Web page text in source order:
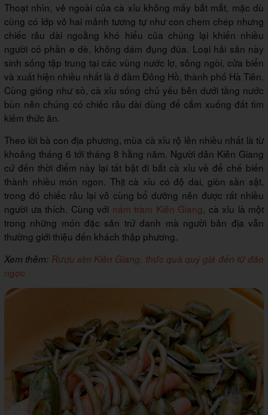
Thoạt nhìn, vẻ ngoài của cà xỉu không mấy bắt mắt, mặc dù
cũng có lớp vỏ hai mảnh tương tự như con chem chép nhưng
chiếc râu dài ngoằng khó hiểu của chúng lại khiến nhiều
người có phần e dè, không dám đụng đũa. Loại hải sản này
sinh sống tập trung tại các vùng nước lợ, sông ngòi, cửa biển
và xuất hiện nhiều nhất là ở đầm Đông Hồ, thành phố Hà Tiên.
Cùng giống như sò, cà xỉu sống chủ yếu bên dưới tầng nước
bùn nên chúng có chiếc râu dài dùng để cắm xuống đất tìm
kiếm thức ăn.
Theo lời bà con địa phương, mùa cà xỉu rộ lên nhiều nhất là từ
khoảng tháng 6 tới tháng 8 hằng năm. Người dân Kiên Giang
cứ đến thời điểm này lại tất bật đi bắt cà xỉu về để chế biến
thành nhiều món ngon. Thịt cà xỉu có độ dai, giòn sần sật,
trong đó chiếc râu lại vô cùng bổ dưỡng nên được rất nhiều
người ưa thích. Cùng với nấm tràm Kiên Giang, cà xỉu là một
trong những món đặc sản trứ danh mà người bản địa vẫn
thường giới thiệu đến khách thập phương.
Xem thêm: Rượu sim Kiên Giang, thức quà quý giá đến từ đảo
ngọc